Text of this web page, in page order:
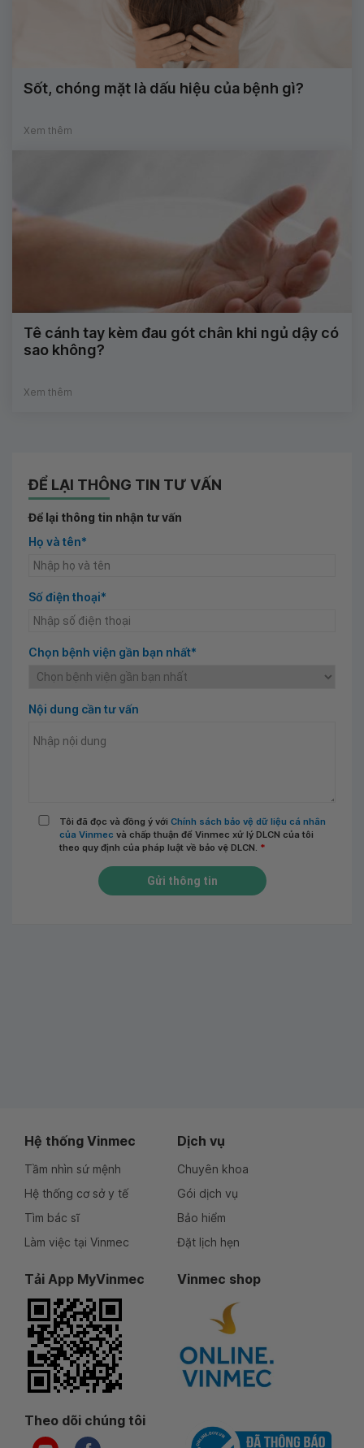
Sốt, chóng mặt là dấu hiệu của bệnh gì?
Xem thêm
Tê cánh tay kèm đau gót chân khi ngủ dậy có
sao không?
Xem thêm
ĐỂ LẠI THÔNG TIN TƯ VẤN
Để lại thông tin nhận tư vấn
Họ và tên*
Số điện thoại*
Chọn bệnh viện gần bạn nhất*
Nội dung cần tư vấn
Tôi đã đọc và đồng ý với Chính sách bảo vệ dữ liệu cá nhân
của Vinmec và chấp thuận để Vinmec xử lý DLCN của tôi
theo quy định của pháp luật về bảo vệ DLCN. *
Gửi thông tin
Hệ thống Vinmec
Tầm nhìn sứ mệnh
Hệ thống cơ sở y tế
Tìm bác sĩ
Làm việc tại Vinmec
Dịch vụ
Chuyên khoa
Gói dịch vụ
Bảo hiểm
Đặt lịch hẹn
Tải App MyVinmec Vinmec shop
Theo dõi chúng tôi